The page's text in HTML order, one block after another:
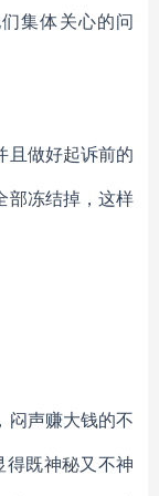
集体关心的问
且做好起诉前的
部冻结掉，这样
闷声赚大钱的不
得既神秘又不神